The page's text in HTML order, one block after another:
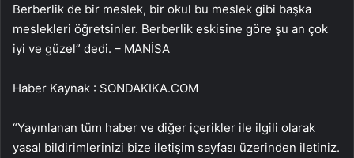
Berberlik de bir meslek, bir okul bu meslek gibi başka
meslekleri öğretsinler. Berberlik eskisine göre şu an çok
iyi ve güzel” dedi. – MANİSA
Haber Kaynak : SONDAKIKA.COM
“Yayınlanan tüm haber ve diğer içerikler ile ilgili olarak
yasal bildirimlerinizi bize iletişim sayfası üzerinden iletiniz.